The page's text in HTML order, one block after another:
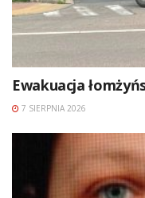
Ewakuacja
7 SIERPNIA 2026